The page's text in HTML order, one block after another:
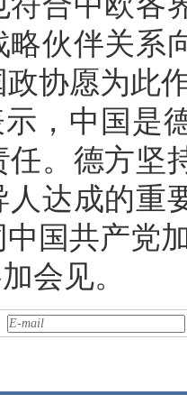
略伙伴关系
政协愿为此
，中国是
任。德方坚
人达成的重
中国共产党
会见。